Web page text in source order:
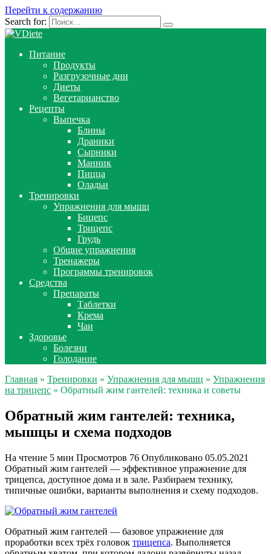
Перейти к содержанию
Search for:
Питание
Продукты
Разгрузочные дни
Диеты
Вегетарианство
Рецепты
Выпечка
Блины
Драники
Сырники
Манник
Пицца
Оладьи
Тренировки
Упражнения для мышц
Бицепс
Трицепс
Грудь
Общие упражнения
Тренажеры
Программы тренировок
Средства
Препараты
Таблетки
Крема
Чаи
Здоровье
Болезни
Голодание
Главная » Тренировки » Упражнения для мышц » Упражнения
на трицепс » Обратный жим гантелей: техника и советы
Обратный жим гантелей: техника,
мышцы и схема подходов
На чтение 5 мин Просмотров 76 Опубликовано 05.05.2021
Обратный жим гантелей — эффективное упражнение для
трицепса, доступное дома и в зале. Разбираем технику,
типичные ошибки, варианты выполнения и схему подходов.
Обратный жим гантелей — базовое упражнение для
проработки всех трёх головок трицепса. Выполняется